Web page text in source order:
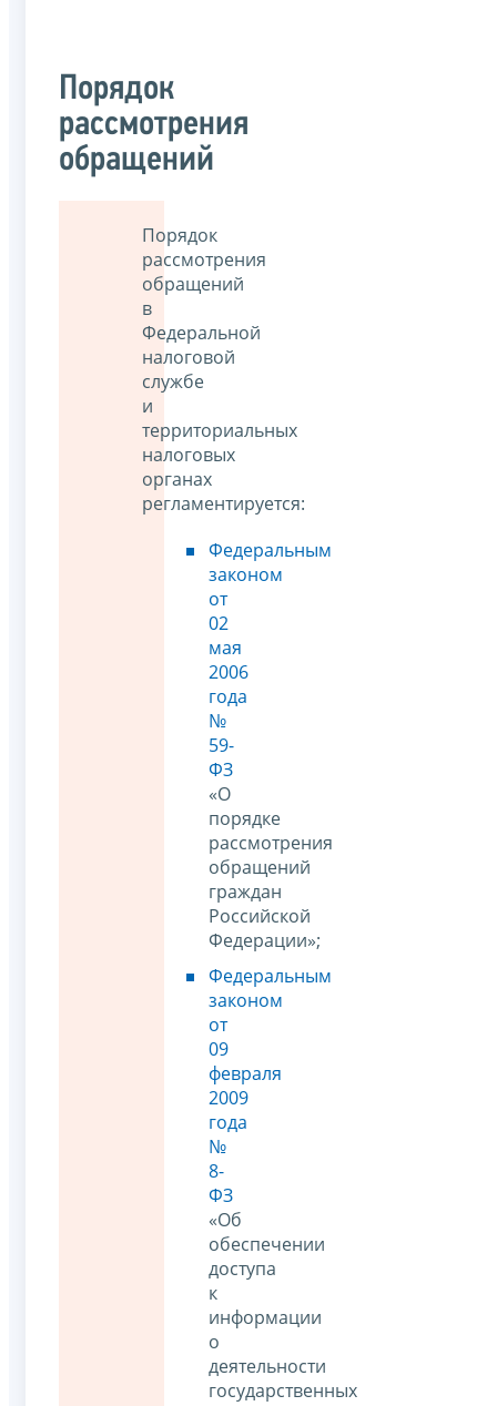
Порядок
рассмотрения
обращений
Порядок
рассмотрения
обращений
в
Федеральной
налоговой
службе
и
территориальных
налоговых
органах
регламентируется:
Федеральным
законом
от
02
мая
2006
года
№
59-
ФЗ
«О
порядке
рассмотрения
обращений
граждан
Российской
Федерации»;
Федеральным
законом
от
09
февраля
2009
года
№
8-
ФЗ
«Об
обеспечении
доступа
к
информации
о
деятельности
государственных